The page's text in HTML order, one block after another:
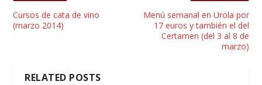
Cursos de cata de vino
(marzo 2014)
Menú semanal en Urola por
17 euros y también el del
Certamen (del 3 al 8 de
marzo)
RELATED POSTS